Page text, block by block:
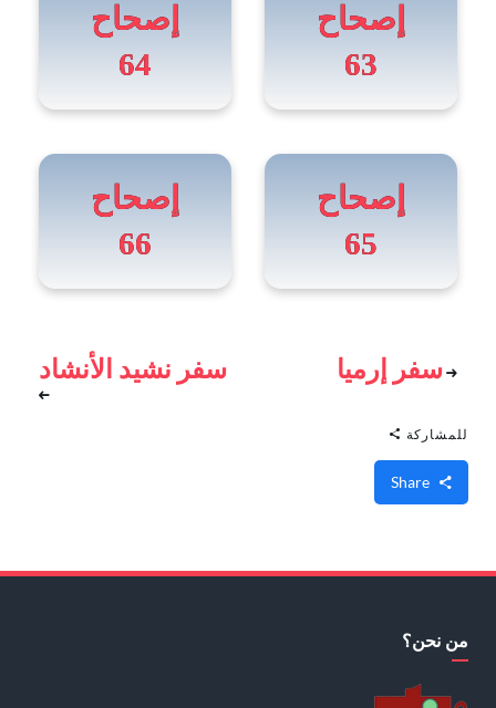
إصحاح
63
إصحاح
64
إصحاح
65
إصحاح
66
سفر إرميا سفر نشيد الأنشاد
للمشاركة
من نحن؟